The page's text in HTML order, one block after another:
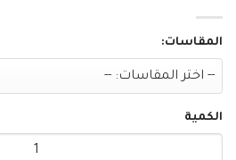
المقاسات:
الكمية